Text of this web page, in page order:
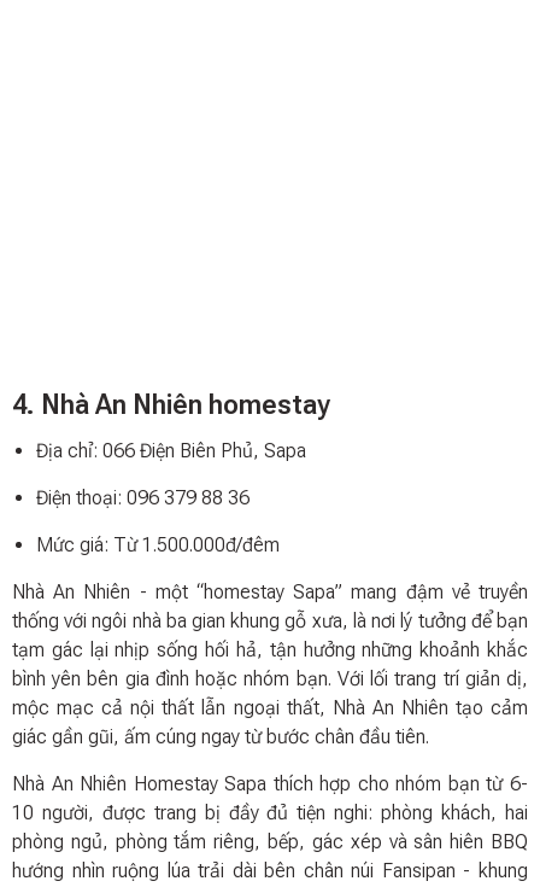
4. Nhà An Nhiên homestay
Địa chỉ: 066 Điện Biên Phủ, Sapa
Điện thoại: 096 379 88 36
Mức giá: Từ 1.500.000đ/đêm
Nhà An Nhiên - một “homestay Sapa” mang đậm vẻ truyền
thống với ngôi nhà ba gian khung gỗ xưa, là nơi lý tưởng để bạn
tạm gác lại nhịp sống hối hả, tận hưởng những khoảnh khắc
bình yên bên gia đình hoặc nhóm bạn. Với lối trang trí giản dị,
mộc mạc cả nội thất lẫn ngoại thất, Nhà An Nhiên tạo cảm
giác gần gũi, ấm cúng ngay từ bước chân đầu tiên.
Nhà An Nhiên Homestay Sapa thích hợp cho nhóm bạn từ 6-
10 người, được trang bị đầy đủ tiện nghi: phòng khách, hai
phòng ngủ, phòng tắm riêng, bếp, gác xép và sân hiên BBQ
hướng nhìn ruộng lúa trải dài bên chân núi Fansipan - khung